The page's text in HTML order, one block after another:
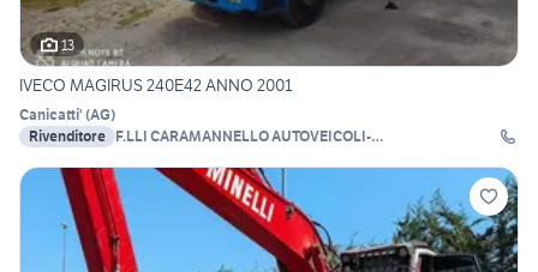
13
IVECO MAGIRUS 240E42 ANNO 2001
Canicatti' (AG)
Rivenditore F.LLI CARAMANNELLO AUTOVEICOLI-